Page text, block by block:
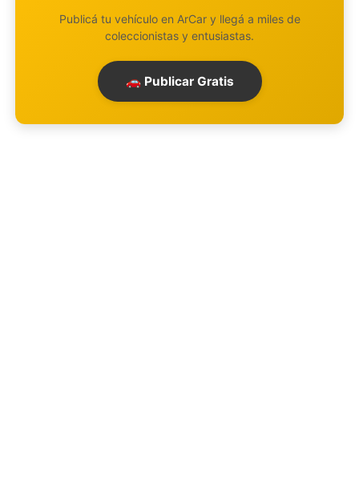
Publicá tu vehículo en ArCar y llegá a miles de
coleccionistas y entusiastas.
🚗 Publicar Gratis